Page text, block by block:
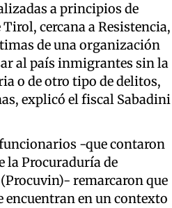
a principios de
cercana a Resistencia,
de una organización
al país inmigrantes sin la
o de otro tipo de delitos,
explicó el fiscal Sabadini
-que contaron
la Procuraduría de
remarcaron que
encuentran en un contexto